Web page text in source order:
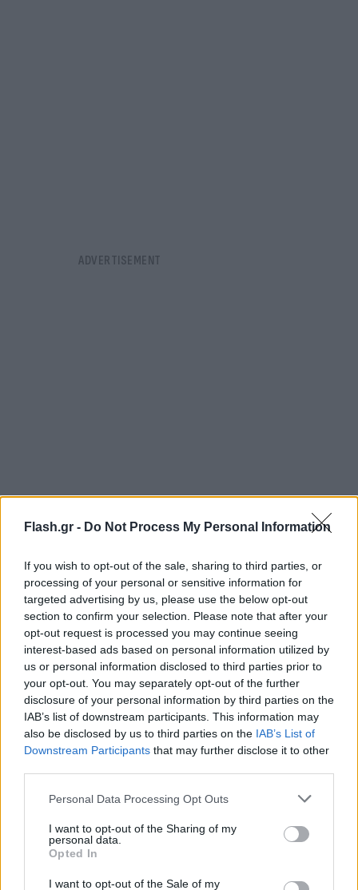
Flash.gr - Do Not Process My Personal Information
If you wish to opt-out of the sale, sharing to third parties, or
processing of your personal or sensitive information for
targeted advertising by us, please use the below opt-out
section to confirm your selection. Please note that after your
opt-out request is processed you may continue seeing
interest-based ads based on personal information utilized by
us or personal information disclosed to third parties prior to
your opt-out. You may separately opt-out of the further
disclosure of your personal information by third parties on the
IAB’s list of downstream participants. This information may
also be disclosed by us to third parties on the IAB’s List of
Downstream Participants that may further disclose it to other
Please note that this website/app uses one or more Google
not limited to your visit or usage behaviour. You may click to
grant or deny consent to Google and its third-party tags to
use your data for below specified purposes in below Google
consent section.
Personal Data Processing Opt Outs
I want to opt-out of the Sharing of my
personal data.
Opted In
I want to opt-out of the Sale of my
FLASH FOCUS